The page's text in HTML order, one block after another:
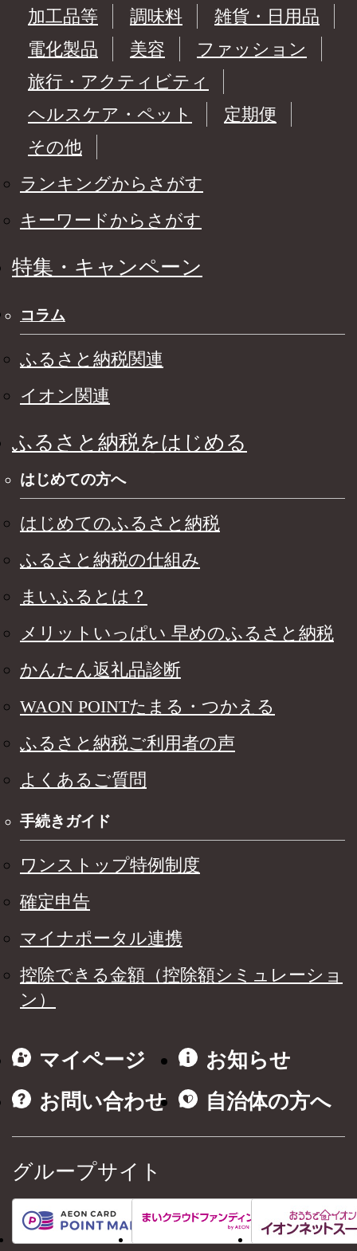
加工品等
調味料
雑貨・日用品
電化製品
美容
ファッション
旅行・アクティビティ
ヘルスケア・ペット
定期便
その他
ランキングからさがす
キーワードからさがす
特集・キャンペーン
コラム
ふるさと納税関連
イオン関連
ふるさと納税をはじめる
はじめての方へ
はじめてのふるさと納税
ふるさと納税の仕組み
まいふるとは？
メリットいっぱい 早めのふるさと納税
かんたん返礼品診断
WAON POINTたまる・つかえる
ふるさと納税ご利用者の声
よくあるご質問
手続きガイド
ワンストップ特例制度
確定申告
マイナポータル連携
控除できる金額（控除額シミュレーショ
ン）
マイページ
お知らせ
お問い合わせ
自治体の方へ
グループサイト